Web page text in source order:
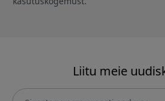
Liitu meie